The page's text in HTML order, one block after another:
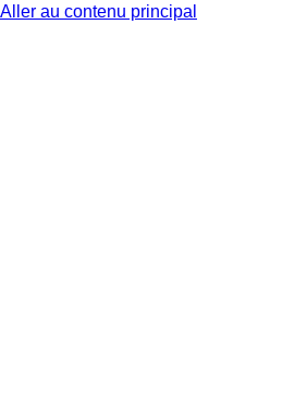
Aller au contenu principal